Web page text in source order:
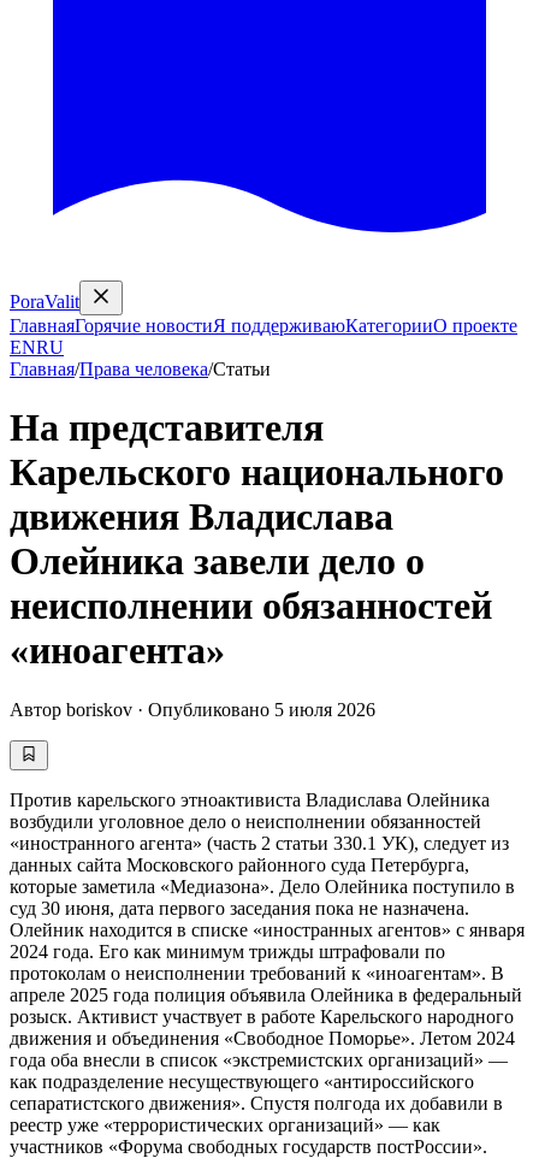
PoraValit
ГлавнаяГорячие новостиЯ поддерживаюКатегорииО проекте
ENRU
Главная/Права человека/Статьи
На представителя
Карельского национального
движения Владислава
Олейника завели дело о
неисполнении обязанностей
«иноагента»
Автор boriskov · Опубликовано 5 июля 2026
Против карельского этноактивиста Владислава Олейника
возбудили уголовное дело о неисполнении обязанностей
«иностранного агента» (часть 2 статьи 330.1 УК), следует из
данных сайта Московского районного суда Петербурга,
которые заметила «Медиазона». Дело Олейника поступило в
суд 30 июня, дата первого заседания пока не назначена.
Олейник находится в списке «иностранных агентов» с января
2024 года. Его как минимум трижды штрафовали по
протоколам о неисполнении требований к «иноагентам». В
апреле 2025 года полиция объявила Олейника в федеральный
розыск. Активист участвует в работе Карельского народного
движения и объединения «Свободное Поморье». Летом 2024
года оба внесли в список «экстремистских организаций» —
как подразделение несуществующего «антироссийского
сепаратистского движения». Спустя полгода их добавили в
реестр уже «террористических организаций» — как
участников «Форума свободных государств постРоссии».